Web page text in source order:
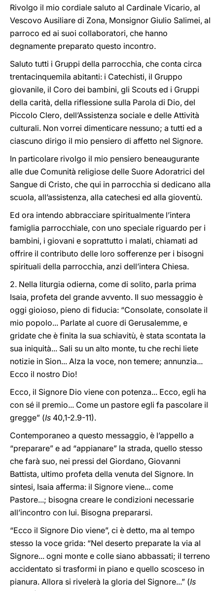
Rivolgo il mio cordiale saluto al Cardinale Vicario, al
Vescovo Ausiliare di Zona, Monsignor Giulio Salimei, al
parroco ed ai suoi collaboratori, che hanno
degnamente preparato questo incontro.
Saluto tutti i Gruppi della parrocchia, che conta circa
trentacinquemila abitanti: i Catechisti, il Gruppo
giovanile, il Coro dei bambini, gli Scouts ed i Gruppi
della carità, della riflessione sulla Parola di Dio, del
Piccolo Clero, dell’Assistenza sociale e delle Attività
culturali. Non vorrei dimenticare nessuno; a tutti ed a
ciascuno dirigo il mio pensiero di affetto nel Signore.
In particolare rivolgo il mio pensiero beneaugurante
alle due Comunità religiose delle Suore Adoratrici del
Sangue di Cristo, che qui in parrocchia si dedicano alla
scuola, all’assistenza, alla catechesi ed alla gioventù.
Ed ora intendo abbracciare spiritualmente l’intera
famiglia parrocchiale, con uno speciale riguardo per i
bambini, i giovani e soprattutto i malati, chiamati ad
offrire il contributo delle loro sofferenze per i bisogni
spirituali della parrocchia, anzi dell’intera Chiesa.
2. Nella liturgia odierna, come di solito, parla prima
Isaia, profeta del grande avvento. Il suo messaggio è
oggi gioioso, pieno di fiducia: “Consolate, consolate il
mio popolo... Parlate al cuore di Gerusalemme, e
gridate che è finita la sua schiavitù, è stata scontata la
sua iniquità... Sali su un alto monte, tu che rechi liete
notizie in Sion... Alza la voce, non temere; annunzia...
Ecco il nostro Dio!
Ecco, il Signore Dio viene con potenza... Ecco, egli ha
con sé il premio... Come un pastore egli fa pascolare il
gregge” (Is 40,1-2.9-11).
Contemporaneo a questo messaggio, è l’appello a
“preparare” e ad “appianare” la strada, quello stesso
che farà suo, nei pressi del Giordano, Giovanni
Battista, ultimo profeta della venuta del Signore. In
sintesi, Isaia afferma: il Signore viene... come
Pastore...; bisogna creare le condizioni necessarie
all’incontro con lui. Bisogna prepararsi.
“Ecco il Signore Dio viene”, ci è detto, ma al tempo
stesso la voce grida: “Nel deserto preparate la via al
Signore... ogni monte e colle siano abbassati; il terreno
accidentato si trasformi in piano e quello scosceso in
pianura. Allora si rivelerà la gloria del Signore...” (Is